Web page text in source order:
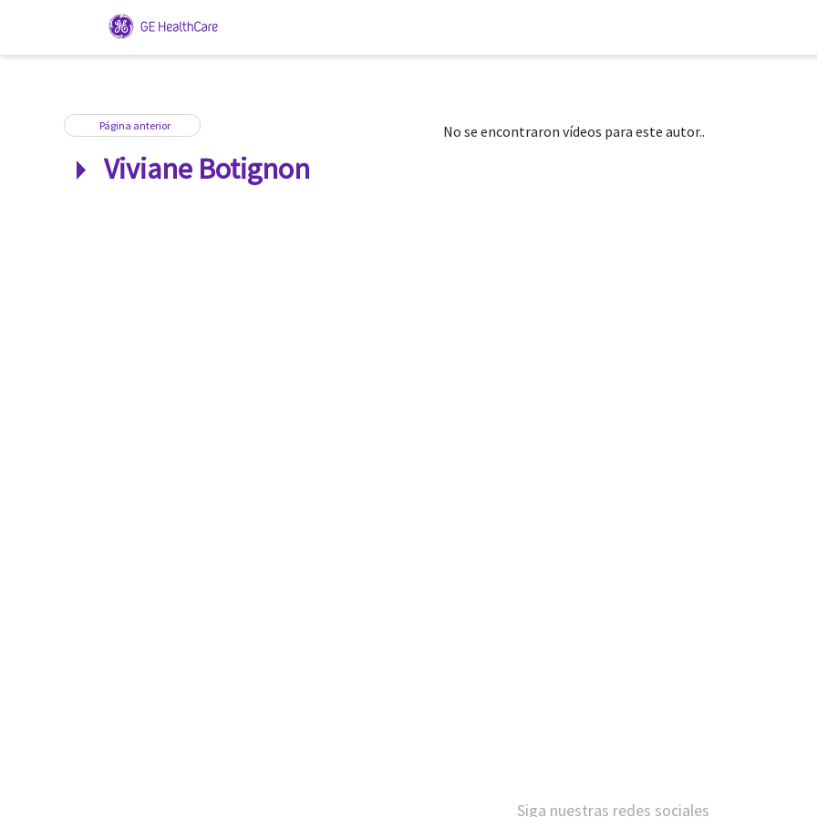
Página anterior
0 VÍDEOS
Viviane Botignon
No se encontraron vídeos para este autor..
Siga nuestras redes sociales